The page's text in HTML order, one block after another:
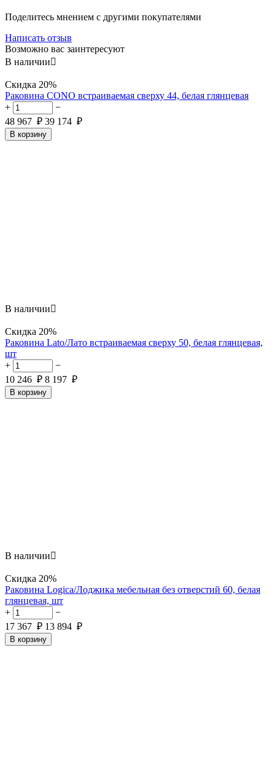
Поделитесь мнением с другими покупателями
Написать отзыв
Возможно вас заинтересуют
В наличии
Скидка 20%
Раковина CONO встраиваемая сверху 44, белая глянцевая
+
−
48 967 ₽ 39 174 ₽
В корзину
В наличии
Скидка 20%
Раковина Lato/Лато встраиваемая сверху 50, белая глянцевая,
шт
+
−
10 246 ₽ 8 197 ₽
В корзину
В наличии
Скидка 20%
Раковина Logica/Лоджика мебельная без отверстий 60, белая
глянцевая, шт
+
−
17 367 ₽ 13 894 ₽
В корзину